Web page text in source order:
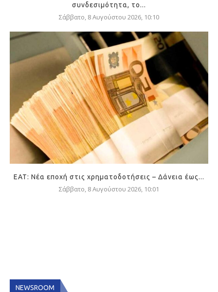
συνδεσιμότητα, το...
Σάββατο, 8 Αυγούστου 2026, 10:10
ΕΑΤ: Νέα εποχή στις χρηματοδοτήσεις – Δάνεια έως...
Σάββατο, 8 Αυγούστου 2026, 10:01
NEWSROOM